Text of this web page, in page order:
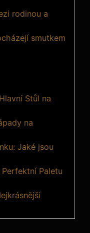
rodinou a
smutkem
Stůl na
na
Jaké jsou
Paletu